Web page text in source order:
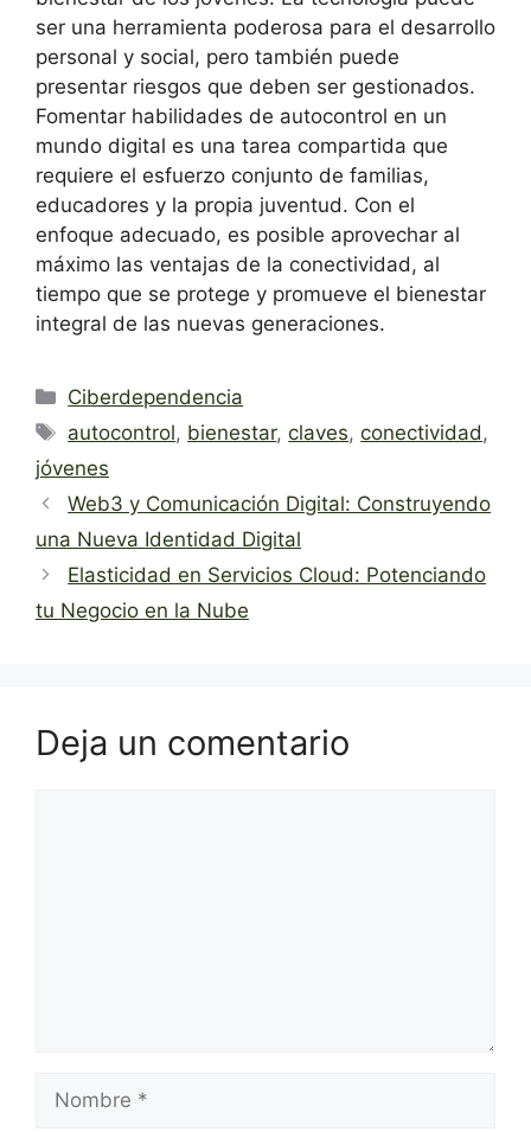
ser una herramienta poderosa para el desarrollo
personal y social, pero también puede
presentar riesgos que deben ser gestionados.
Fomentar habilidades de autocontrol en un
mundo digital es una tarea compartida que
requiere el esfuerzo conjunto de familias,
educadores y la propia juventud. Con el
enfoque adecuado, es posible aprovechar al
máximo las ventajas de la conectividad, al
tiempo que se protege y promueve el bienestar
integral de las nuevas generaciones.
Categorías
Ciberdependencia
Etiquetas
autocontrol, bienestar,claves,conectividad ,
jóvenes
Web3 y Comunicación Digital: Construyendo
una Nueva Identidad Digital
Elasticidad en Servicios Cloud: Potenciando
tu Negocio en la Nube
Deja un comentario